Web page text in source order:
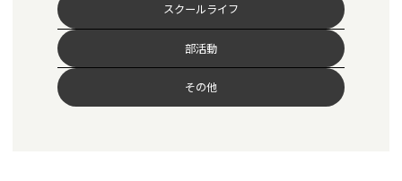
スクールライフ
部活動
その他